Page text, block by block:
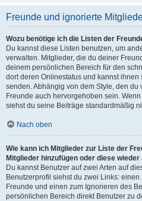
Freunde und ignorierte
Wozu benötige ich die Listen der
Du kannst diese Listen benutzen, um
verwalten. Mitglieder, die du deiner
deinem persönlichen Bereich für den
dort deren Onlinestatus und kannst
senden. Abhängig von dem Style, den
Freunde auch hervorgehoben sein.
siehst du seine Beiträge standardmäßig
Nach oben
Wie kann ich Mitglieder zur Liste der
Mitglieder hinzufügen oder diese
Du kannst Benutzer auf zwei Arten auf
Benutzerprofil siehst du zwei Links:
Freunde und einen zum Ignorieren des
persönlichen Bereich direkt Benutzer zu